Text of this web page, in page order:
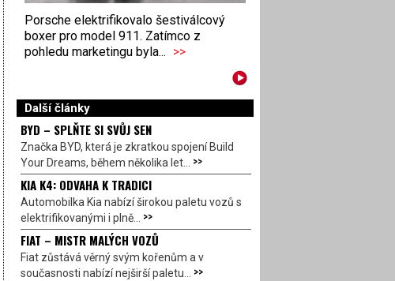
Porsche elektrifikovalo šestiválcový
boxer pro model 911. Zatímco z
pohledu marketingu byla... >>
Další články
BYD – SPLŇTE SI SVŮJ SEN
Značka BYD, která je zkratkou spojení Build
Your Dreams, během několika let... >>
KIA K4: ODVAHA K TRADICI
Automobilka Kia nabízí širokou paletu vozů s
elektrifikovanými i plně... >>
FIAT – MISTR MALÝCH VOZŮ
Fiat zůstává věrný svým kořenům a v
současnosti nabízí nejširší paletu... >>